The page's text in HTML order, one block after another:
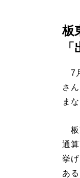
板
7
さ
まな
板
通
挙
あ